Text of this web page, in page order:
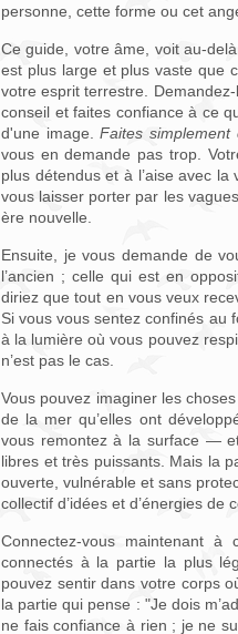
personne, cette forme ou cet
Ce guide, votre âme, voit au-
est plus large et plus vaste que
votre esprit terrestre.
conseil et faites confiance à ce
d'une image.Faites simplement
vous en demande pas trop.
plus détendus et à l’aise avec
vous laisser porter par les
ère nouvelle.
Ensuite, je vous demande de
l’ancien ; celle qui est en
diriez que tout en vous veux
Si vous vous sentez confinés au
à la lumière où vous pouvez
n’est pas le cas.
Vous pouvez imaginer les
de la mer qu’elles ont
vous remontez à la surface —
libres et très puissants. Mais la
ouverte, vulnérable et sans
collectif d’idées et d’énergies
Connectez-vous maintenant
connectés à la partie la plus
pouvez sentir dans votre corps
la partie qui pense : "Je dois
ne fais confiance à rien ; je ne